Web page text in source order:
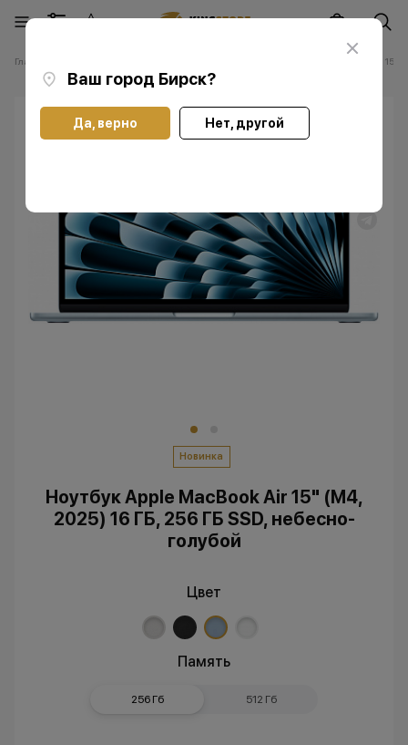
Ваш город Бирск?
Да, верно Нет, другой
Главная Ноутбуки Apple MacBook Air 15
Новинка
Ноутбук Apple MacBook Air 15" (M4,
2025) 16 ГБ, 256 ГБ SSD, небесно-
голубой
Цвет
Память
256 Гб 512 Гб